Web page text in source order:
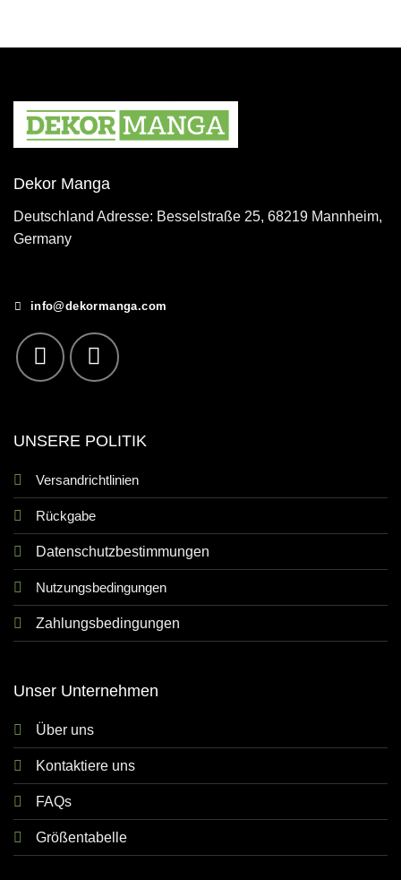
Dekor Manga
Deutschland Adresse: Besselstraße 25, 68219 Mannheim,
Germany
info@dekormanga.com
UNSERE POLITIK
Versandrichtlinien
Rückgabe
Datenschutzbestimmungen
Nutzungsbedingungen
Zahlungsbedingungen
Unser Unternehmen
Über uns
Kontaktiere uns
FAQs
Größentabelle